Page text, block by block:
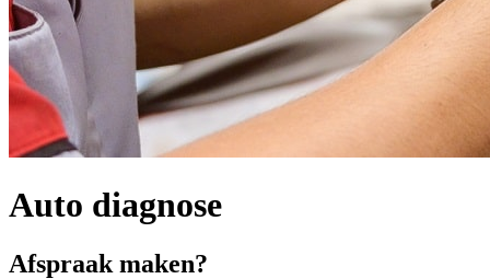
Auto diagnose
Afspraak maken?